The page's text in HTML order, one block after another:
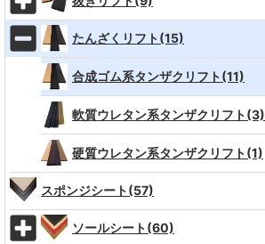
たんざくリフト(15)
合成ゴム系タンザクリフト(11)
軟質ウレタン系タンザクリフト(3)
硬質ウレタン系タンザクリフト(1)
スポンジシート(57)
ソールシート(60)